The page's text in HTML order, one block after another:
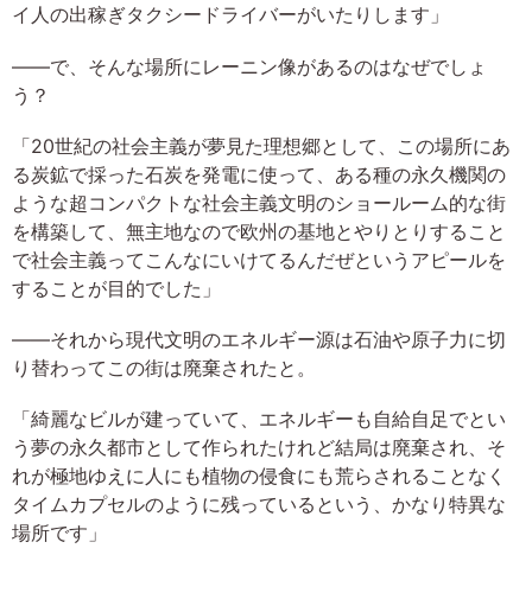
イ人の出稼ぎタクシードライバーがいたりします」
――で、そんな場所にレーニン像があるのはなぜでしょ
う？
「20世紀の社会主義が夢見た理想郷として、この場所にあ
る炭鉱で採った石炭を発電に使って、ある種の永久機関の
ような超コンパクトな社会主義文明のショールーム的な街
を構築して、無主地なので欧州の基地とやりとりすること
で社会主義ってこんなにいけてるんだぜというアピールを
することが目的でした」
――それから現代文明のエネルギー源は石油や原子力に切
り替わってこの街は廃棄されたと。
「綺麗なビルが建っていて、エネルギーも自給自足でとい
う夢の永久都市として作られたけれど結局は廃棄され、そ
れが極地ゆえに人にも植物の侵食にも荒らされることなく
タイムカプセルのように残っているという、かなり特異な
場所です」